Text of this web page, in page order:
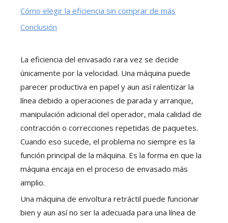
Cómo elegir la eficiencia sin comprar de más
Conclusión
La eficiencia del envasado rara vez se decide
únicamente por la velocidad. Una máquina puede
parecer productiva en papel y aun así ralentizar la
línea debido a operaciones de parada y arranque,
manipulación adicional del operador, mala calidad de
contracción o correcciones repetidas de paquetes.
Cuando eso sucede, el problema no siempre es la
función principal de la máquina. Es la forma en que la
máquina encaja en el proceso de envasado más
amplio.
Una máquina de envoltura retráctil puede funcionar
bien y aun así no ser la adecuada para una línea de